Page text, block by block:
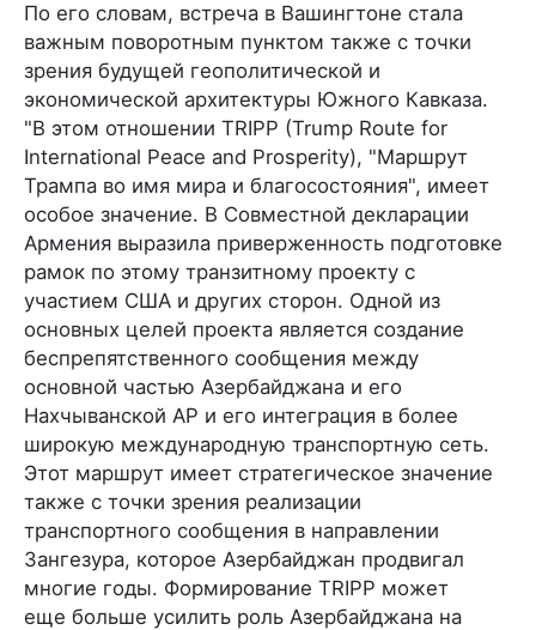
По его словам, встреча в Вашингтоне стала
важным поворотным пунктом также с точки
зрения будущей геополитической и
экономической архитектуры Южного Кавказа.
"В этом отношении TRIPP (Trump Route for
International Peace and Prosperity), "Маршрут
Трампа во имя мира и благосостояния", имеет
особое значение. В Совместной декларации
Армения выразила приверженность подготовке
рамок по этому транзитному проекту с
участием США и других сторон. Одной из
основных целей проекта является создание
беспрепятственного сообщения между
основной частью Азербайджана и его
Нахчыванской АР и его интеграция в более
широкую международную транспортную сеть.
Этот маршрут имеет стратегическое значение
также с точки зрения реализации
транспортного сообщения в направлении
Зангезура, которое Азербайджан продвигал
многие годы. Формирование TRIPP может
еще больше усилить роль Азербайджана на